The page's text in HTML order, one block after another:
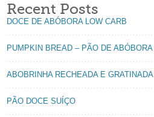
Recent Posts
DOCE DE ABÓBORA LOW CARB
PUMPKIN BREAD – PÃO DE ABÓBORA
ABOBRINHA RECHEADA E GRATINADA
PÃO DOCE SUÍÇO